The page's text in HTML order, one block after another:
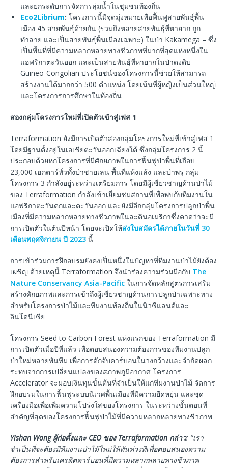
และยกระดับการจัดการลุ่มน้ำในชุมชนท้องถิ่น
Eco2Librium: โครงการนี้มีจุดมุ่งหมายเพื่อฟื้นฟูสายพันธุ์พื้น
เมือง 45 สายพันธุ์ด้วยกัน (รวมถึงหลายสายพันธุ์ที่หายาก ถูก
ทำลาย และเป็นสายพันธุ์พื้นเมืองเฉพาะ) ในป่า Kakamega – ซึ่ง
เป็นพื้นที่ที่มีความหลากหลายทางชีวภาพที่มากที่สุดแห่งหนึ่งใน
แอฟริกาตะวันออก และเป็นสายพันธุ์ที่หายากในป่าดงดิบ
Guineo-Congolian ประโยชน์ของโครงการนี้ช่วยให้สามารถ
สร้างงานได้มากกว่า 500 ตำแหน่ง โดยเน้นที่ผู้หญิงเป็นส่วนใหญ่
และโครงการการศึกษาในท้องถิ่น
สองกลุ่มโครงการใหม่ที่เปิดตัวเข้าสู่เฟส 1
Terraformation ยังมีการเปิดตัวสองกลุ่มโครงการใหม่ที่เข้าสู่เฟส 1
โดยมีฐานตั้งอยู่ในเอเชียตะวันออกเฉียงใต้ ซึ่งกลุ่มโครงการ 2 นี้
ประกอบด้วยหกโครงการที่มีศักยภาพในการฟื้นฟูป่าพื้นที่เกือบ
23,000 เฮกตาร์ทั่วทั้งป่าชายเลน พื้นที่แห้งแล้ง และป่าพรุ กลุ่ม
โครงการ 3 กำลังอยู่ระหว่างเตรียมการ โดยมีผู้เชี่ยวชาญด้านป่าไม้
ของ Terraformation กำลังเข้าเยี่ยมชมสถานที่เพื่อพบกับทีมงานใน
แอฟริกาตะวันตกและตะวันออก และยังมีอีกกลุ่มโครงการปลูกป่าพื้น
เมืองที่มีความหลากหลายทางชีวภาพในละตินอเมริกาซึ่งคาดว่าจะมี
การเปิดตัวในต้นปีหน้า โดยจะเปิดให้ส่งใบสมัครได้ภายในวันที่ 30
เดือนพฤศจิกายน ปี 2023 นี้
การเข้าร่วมการฝึกอบรมยังคงเป็นหนึ่งในปัญหาที่ทีมงานป่าไม้ยังต้อง
เผชิญ ด้วยเหตุนี้ Terraformation จึงนำร่องความร่วมมือกับ The
Nature Conservancy Asia-Pacific ในการจัดหลักสูตรการเสริม
สร้างศักยภาพและการเข้าถึงผู้เชี่ยวชาญด้านการปลูกป่าเฉพาะทาง
สำหรับโครงการป่าไม้และทีมงานท้องถิ่นในนิวซีแลนด์และ
อินโดนีเซีย
โครงการ Seed to Carbon Forest แห่งแรกของ Terraformation มี
การเปิดตัวเมื่อปีที่แล้ว เพื่อตอบสนองความต้องการของทีมงานปลูก
ป่าใหม่หลายพันทีม เพื่อการดักจับคาร์บอนในวงกว้างและจำกัดผลก
ระทบจากการเปลี่ยนแปลงของสภาพภูมิอากาศ โครงการ
Accelerator จะมอบเงินทุนขั้นต้นที่จำเป็นให้แก่ทีมงานป่าไม้ จัดการ
ฝึกอบรมในการฟื้นฟูระบบนิเวศพื้นเมืองที่มีความยืดหยุ่น และชุด
เครื่องมือเพื่อเพิ่มความโปร่งใสของโครงการ ในระหว่างขั้นตอนที่
สำคัญที่สุดของโครงการฟื้นฟูป่าไม้ที่มีความหลากหลายทางชีวภาพ
Yishan Wongผู้ก่อตั้งและCEO ของTerraformation กล่าว: “เรา
จำเป็นที่จะต้องมีทีมงานป่าไม้ใหม่ให้ทันท่วงทีเพื่อตอบสนองความ
ต้องการสำหรับเครดิตคาร์บอนที่มีความหลากหลายทางชีวภาพ